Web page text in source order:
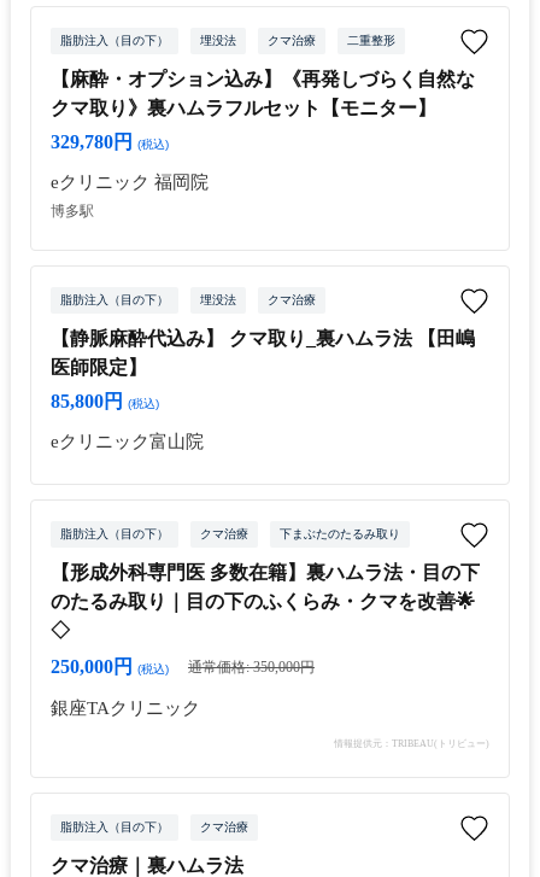
脂肪注入（目の下） 埋没法 クマ治療 二重整形
【麻酔・オプション込み】《再発しづらく自然な
クマ取り》裏ハムラフルセット【モニター】
329,780円
(税込)
eクリニック 福岡院
博多駅
脂肪注入（目の下） 埋没法 クマ治療
【静脈麻酔代込み】 クマ取り_裏ハムラ法 【田嶋
医師限定】
85,800円
(税込)
eクリニック富山院
脂肪注入（目の下） クマ治療 下まぶたのたるみ取り
【形成外科専門医 多数在籍】裏ハムラ法・目の下
のたるみ取り｜目の下のふくらみ・クマを改善🌟
◇
250,000円
(税込) 通常価格: 350,000円
銀座TAクリニック
情報提供元：TRIBEAU(トリビュー)
脂肪注入（目の下） クマ治療
クマ治療｜裏ハムラ法